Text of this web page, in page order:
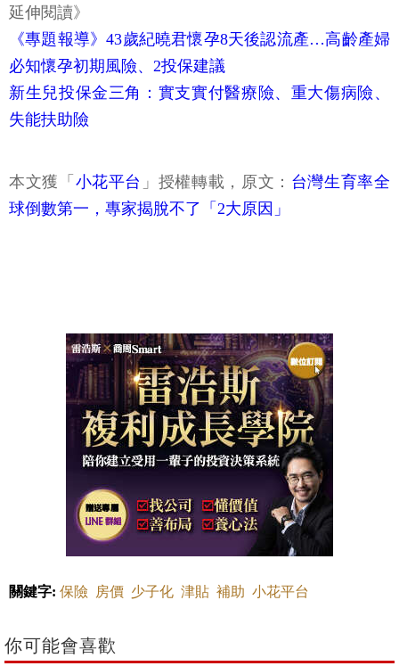
延伸閱讀》
《專題報導》43歲紀曉君懷孕8天後認流產…高齡產婦
必知懷孕初期風險、2投保建議
新生兒投保金三角：實支實付醫療險、重大傷病險、
失能扶助險
本文獲「 小花平台 」授權轉載，原文： 台灣生育率全
球倒數第一，專家揭脫不了「2大原因」
關鍵字: 保險 房價 少子化 津貼 補助 小花平台
你可能會喜歡